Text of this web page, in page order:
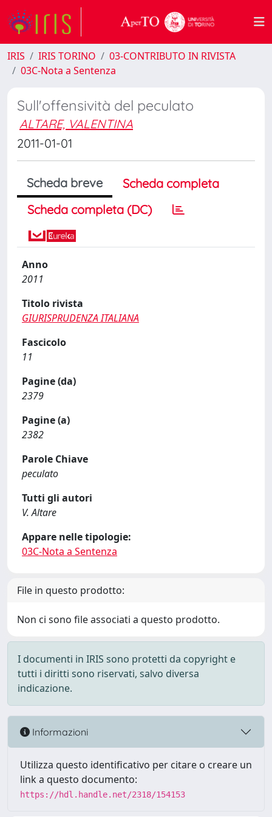
IRIS IRIS TORINO
03-CONTRIBUTO IN RIVISTA
03C-Nota a Sentenza
Sull'offensività del peculato
ALTARE, VALENTINA
2011-01-01
Scheda breve
Scheda completa
Scheda completa (DC)
Anno
2011
Titolo rivista
GIURISPRUDENZA ITALIANA
Fascicolo
11
Pagine (da)
2379
Pagine (a)
2382
Parole Chiave
peculato
Tutti gli autori
V. Altare
Appare nelle tipologie:
03C-Nota a Sentenza
File in questo prodotto:
Non ci sono file associati a questo prodotto.
I documenti in IRIS sono protetti da copyright e
tutti i diritti sono riservati, salvo diversa
indicazione.
Informazioni
Utilizza questo identificativo per citare o creare un
link a questo documento:
https://hdl.handle.net/2318/154153